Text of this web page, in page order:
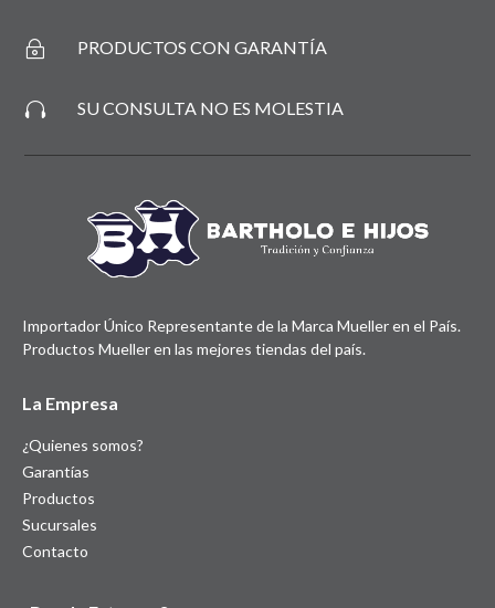
~ PRODUCTOS CON GARANTÍA
 SU CONSULTA NO ES MOLESTIA
Importador Único Representante de la Marca Mueller en el País.
Productos Mueller en las mejores tiendas del país.
La Empresa
¿Quienes somos?
Garantías
Productos
Sucursales
Contacto